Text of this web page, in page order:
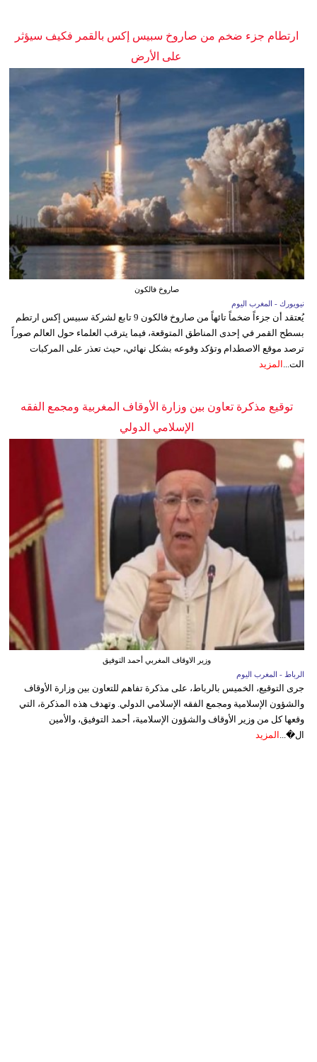
ارتطام جزء ضخم من صاروخ سبيس إكس بالقمر فكيف سيؤثر
على الأرض
صاروخ فالكون
نيويورك - المغرب اليوم
يُعتقد أن جزءاً ضخماً تائهاً من صاروخ فالكون 9 تابع لشركة سبيس إكس ارتطم
بسطح القمر في إحدى المناطق المتوقعة، فيما يترقب العلماء حول العالم صوراً
ترصد موقع الاصطدام وتؤكد وقوعه بشكل نهائي، حيث تعذر على المركبات
الت...
المزيد
توقيع مذكرة تعاون بين وزارة الأوقاف المغربية ومجمع الفقه
الإسلامي الدولي
وزير الاوقاف المغربي أحمد التوفيق
الرباط - المغرب اليوم
جرى التوقيع، الخميس بالرباط، على مذكرة تفاهم للتعاون بين وزارة الأوقاف
والشؤون الإسلامية ومجمع الفقه الإسلامي الدولي. وتهدف هذه المذكرة، التي
وقعها كل من وزير الأوقاف والشؤون الإسلامية، أحمد التوفيق، والأمين
ال�... المزيد